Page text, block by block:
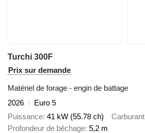
Turchi 300F
Prix sur demande
Matériel de forage - engin de battage
2026
Euro 5
Puissance 41 kW (55.78 ch) Carburant
Profondeur de bêchage 5,2 m